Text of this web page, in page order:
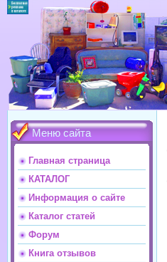
Меню сайта
Главная страница
КАТАЛОГ
Информация о сайте
Каталог статей
Форум
Книга отзывов